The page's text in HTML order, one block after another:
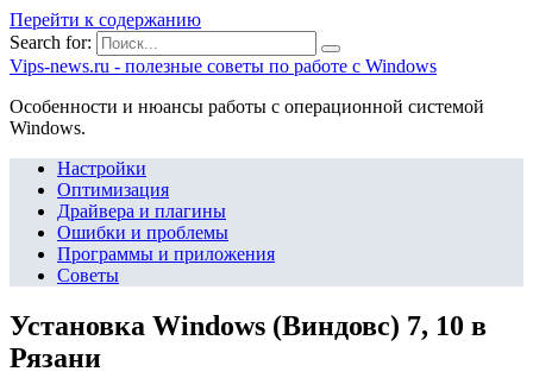
Перейти к содержанию
Search for:
Vips-news.ru - полезные советы по работе с Windows
Особенности и нюансы работы с операционной системой
Windows.
Настройки
Оптимизация
Драйвера и плагины
Ошибки и проблемы
Программы и приложения
Советы
Установка Windows (Виндовс) 7, 10 в
Рязани